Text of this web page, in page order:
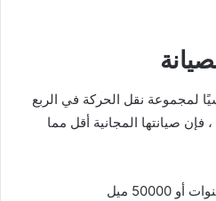
لمجموعة نقل الحركة في الربع
ومع ذلك ، فإن صيانتها المجانية أقل مما
ميل